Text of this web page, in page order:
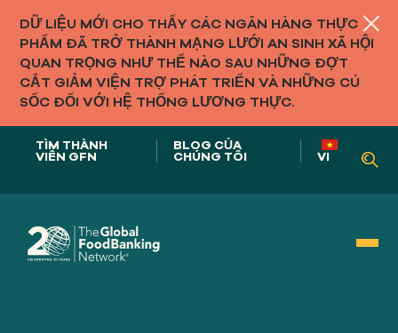
DỮ LIỆU MỚI CHO THẤY CÁC NGÂN HÀNG THỰC
PHẨM ĐÃ TRỞ THÀNH MẠNG LƯỚI AN SINH XÃ HỘI
QUAN TRỌNG NHƯ THẾ NÀO SAU NHỮNG ĐỢT
CẮT GIẢM VIỆN TRỢ PHÁT TRIỂN VÀ NHỮNG CÚ
SỐC ĐỐI VỚI HỆ THỐNG LƯƠNG THỰC.
TÌM THÀNH
VIÊN GFN
BLOG CỦA
CHÚNG TÔI VI